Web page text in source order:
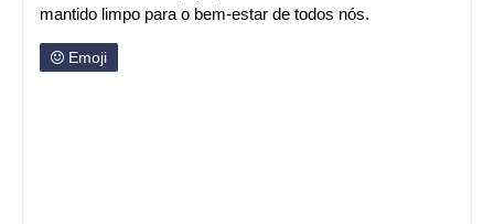
mantido limpo para o bem-estar de todos nós.
Emoji